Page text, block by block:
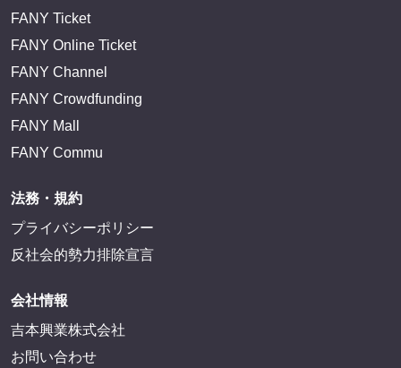
FANY Ticket
FANY Online Ticket
FANY Channel
FANY Crowdfunding
FANY Mall
FANY Commu
法務・規約
プライバシーポリシー
反社会的勢力排除宣言
会社情報
吉本興業株式会社
お問い合わせ